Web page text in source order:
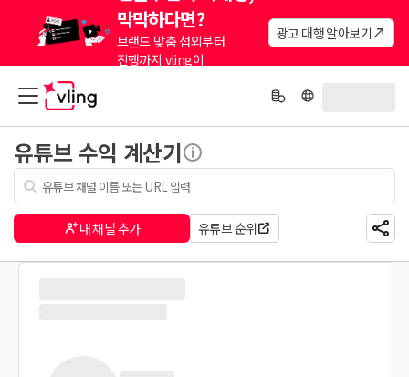
막막하다면?
브랜드 맞춤 섭외부터
진행까지 vling이
광고 대행 알아보기
유튜브 수익 계산기
내 채널 추가 유튜브 순위